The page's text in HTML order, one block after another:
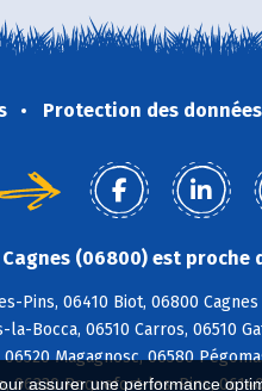
assurer une performance
Protection des données
(06800) est proche
Pins, 06410 Biot, 06800
la-Bocca, 06510 Carros, 06510
06520 Magagnosc, 06580
06330 Roquefort-les-Pins,